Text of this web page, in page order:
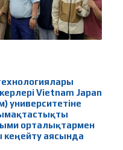
Vietnam Japan
университетіне
орталықтармен
кеңейту аясында